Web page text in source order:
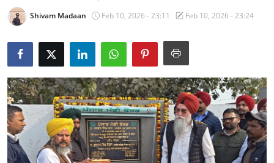
ਪੰਜਾਬ
ਨੈਸ਼ਨਲ
ਰਾਜਨੀਤੀ
ਬਦਲੀਆ ਅਤੇ ਨਿਯੁਕਤੀਆਂ
ਮਨੋਰੰਜਨ
Shivam Madaan Feb 10, 2026 - 23:11 Feb 10, 2026 - 23:24